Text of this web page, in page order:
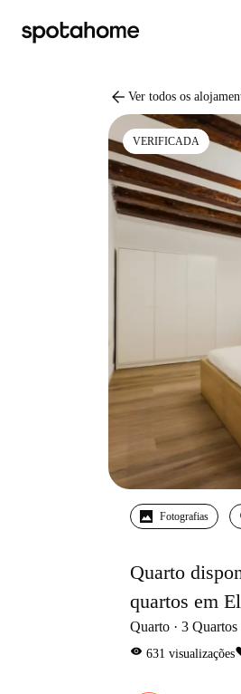
arrow_back Ver todos os
VERIFICADA
Fotografias
Quarto
quartos em
Quarto 3 Quartos
visibility 631 visualizações